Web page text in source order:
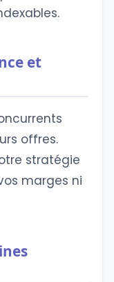
et
offres.
stratégie
marges ni